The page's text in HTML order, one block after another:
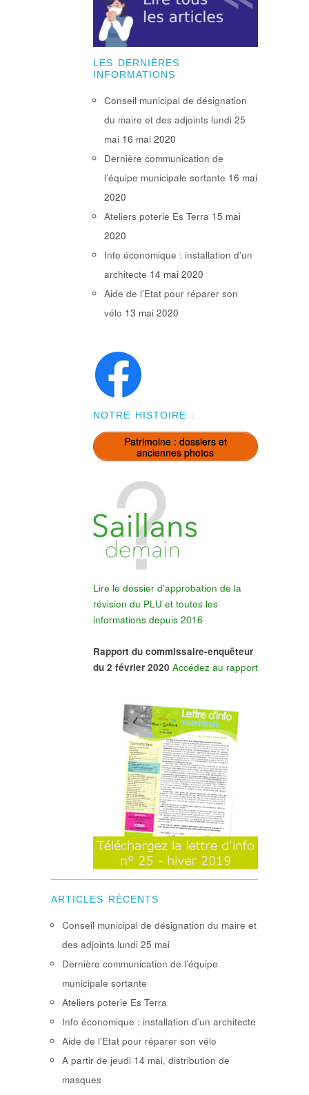
LES DERNIÈRES
INFORMATIONS
Conseil municipal de désignation
du maire et des adjoints lundi 25
mai 16 mai 2020
Dernière communication de
l’équipe municipale sortante 16 mai
2020
Ateliers poterie Es Terra 15 mai
2020
Info économique : installation d’un
architecte 14 mai 2020
Aide de l’Etat pour réparer son
vélo 13 mai 2020
NOTRE HISTOIRE :
Patrimoine : dossiers et
anciennes photos
Lire le dossier d'approbation de la
révision du PLU et toutes les
informations depuis 2016
Rapport du commissaire-enquêteur
du 2 février 2020 Accédez au rapport
ARTICLES RÉCENTS
Conseil municipal de désignation du maire et
des adjoints lundi 25 mai
Dernière communication de l’équipe
municipale sortante
Ateliers poterie Es Terra
Info économique : installation d’un architecte
Aide de l’Etat pour réparer son vélo
A partir de jeudi 14 mai, distribution de
masques